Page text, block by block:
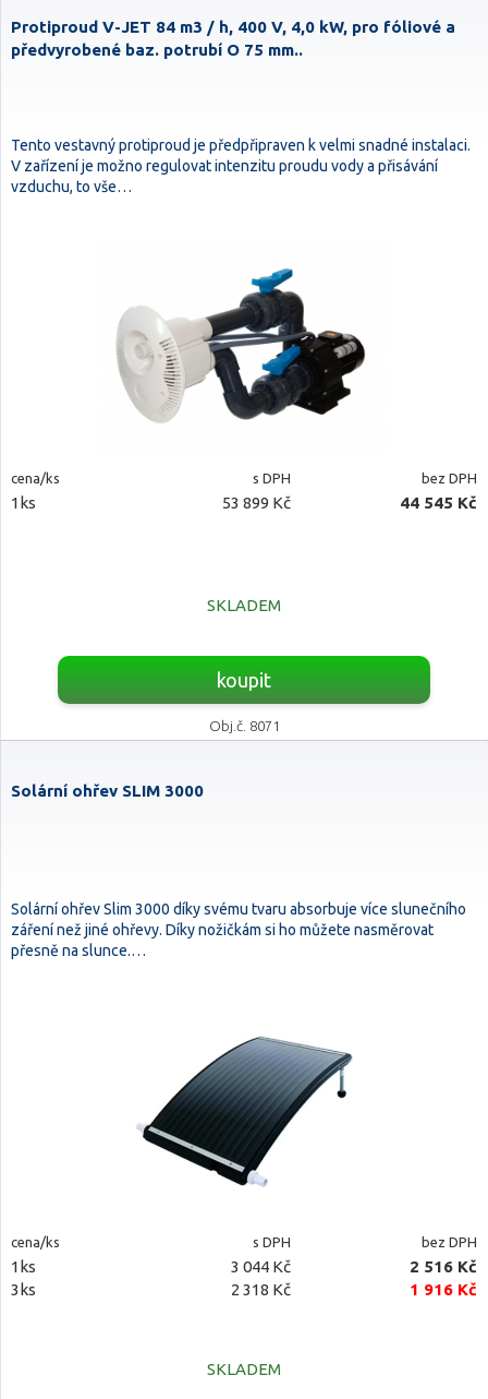
Protiproud V-JET 84 m3 / h, 400 V, 4,0 kW, pro fóliové a
předvyrobené baz. potrubí O 75 mm..
Tento vestavný protiproud je předpřipraven k velmi snadné instalaci.
V zařízení je možno regulovat intenzitu proudu vody a přisávání
vzduchu, to vše…
cena/ks s DPH bez DPH
1ks 53 899 Kč 44 545 Kč
SKLADEM
koupit
Obj.č. 8071
Solární ohřev SLIM 3000
Solární ohřev Slim 3000 díky svému tvaru absorbuje více slunečního
záření než jiné ohřevy. Díky nožičkám si ho můžete nasměrovat
přesně na slunce.…
cena/ks s DPH bez DPH
1ks 3 044 Kč
2 516 Kč
3ks
2 318 Kč 1 916 Kč
SKLADEM